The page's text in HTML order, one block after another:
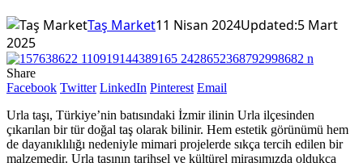
Taş Market11 Nisan 2024Updated:5 Mart
2025
Share
Facebook Twitter LinkedIn Pinterest Email
Urla taşı, Türkiye’nin batısındaki İzmir ilinin Urla ilçesinden
çıkarılan bir tür doğal taş olarak bilinir. Hem estetik görünümü hem
de dayanıklılığı nedeniyle mimari projelerde sıkça tercih edilen bir
malzemedir. Urla taşının tarihsel ve kültürel mirasımızda oldukça